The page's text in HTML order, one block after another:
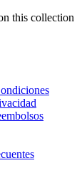
this collection